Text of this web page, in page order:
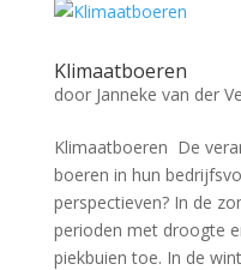
Klimaatboeren
door Janneke van der
Klimaatboeren De
boeren in hun
perspectieven? In de
perioden met droogte
piekbuien toe. In de